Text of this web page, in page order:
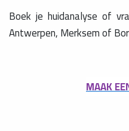
Boek je huidanalyse of
Antwerpen, Merksem of
MAAK